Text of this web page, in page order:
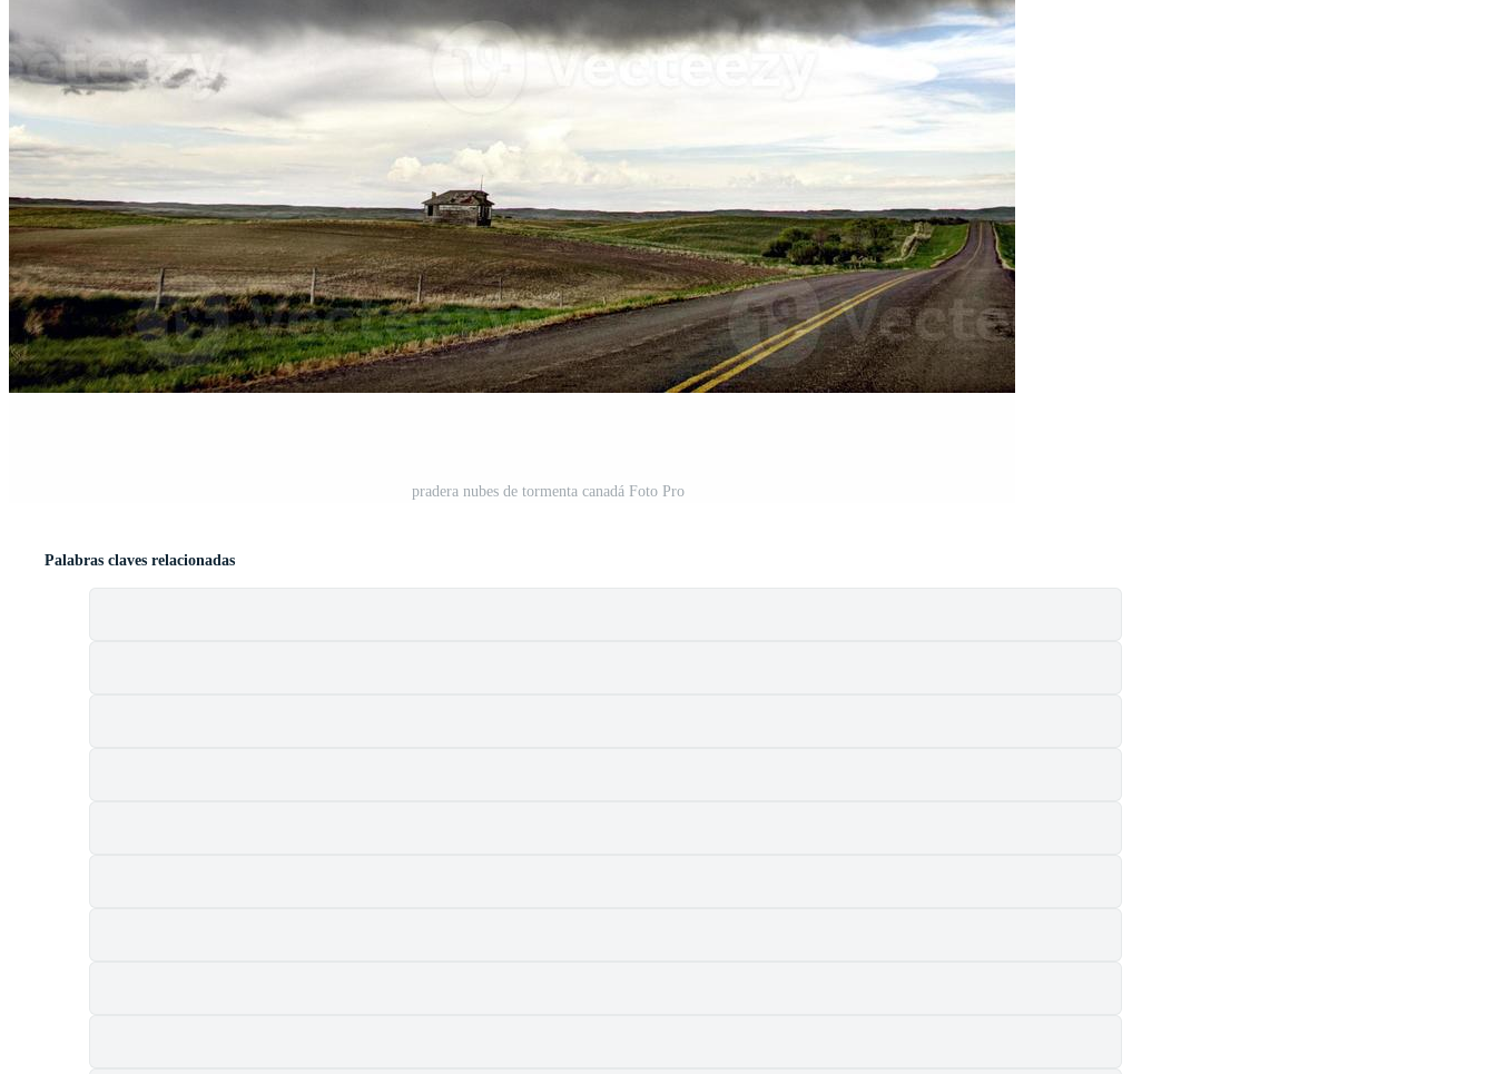
pradera nubes de tormenta canadá Foto Pro
Palabras claves relacionadas